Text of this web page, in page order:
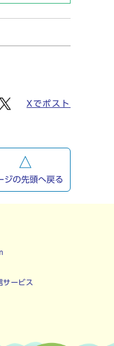
Xでポスト
ジの先頭へ戻る
サービス